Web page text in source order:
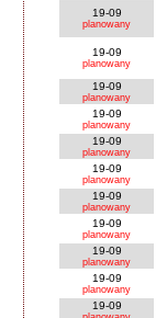
19-09
planowany
19-09
planowany
19-09
planowany
19-09
planowany
19-09
planowany
19-09
planowany
19-09
planowany
19-09
planowany
19-09
planowany
19-09
planowany
19-09